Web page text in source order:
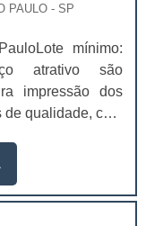
PAULO - SP
mínimo:
atrativo são
impressão dos
qualidade, com
visto que os
também como